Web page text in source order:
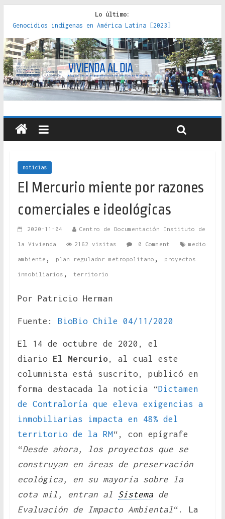
Lo último:
Genocidios indígenas en América Latina [2023]
Estudios sobre la espacialización de los Estados :
políticas, prácticas y representaciones [2022]
Donde el pedernal choca con el acero : hacia una teoría
crítica de las fronteras latinoamericanas [2020]
Criterios técnicos para una vivienda adecuada [2019]
Red de consultorios de la Caja del Seguro Obrero en
Santiago : un patrimonio emblemático [2014]
noticias
El Mercurio miente por razones
comerciales e ideológicas
2020-11-04 Centro de Documentación Instituto de
la Vivienda 2162 visitas 0 Comment medio
ambiente , plan regulador metropolitano , proyectos
inmobiliarios , territorio
Por Patricio Herman
Fuente: BioBio Chile 04/11/2020
El 14 de octubre de 2020, el
diario El Mercurio , al cual este
columnista está suscrito, publicó en
forma destacada la noticia “Dictamen
de Contraloría que eleva exigencias a
inmobiliarias impacta en 48% del
territorio de la RM“, con epígrafe
“Desde ahora, los proyectos que se
construyan en áreas de preservación
ecológica, en su mayoría sobre la
cota mil, entran al Sistemade
Evaluación de Impacto Ambiental“. La